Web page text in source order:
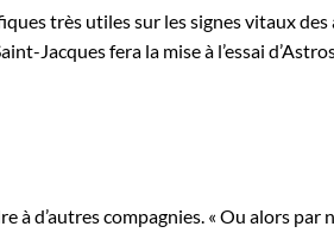
très utiles sur les signes vitaux
Jacques fera la mise à l’essai
d’autres compagnies. « Ou alors par